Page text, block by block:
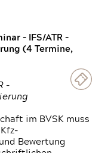
- IFS/ATR -
(4 Termine,
-
im BVSK muss
Bewertung